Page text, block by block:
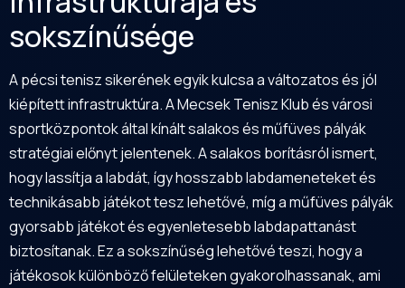
sokszínűsége
A pécsi tenisz sikerének egyik kulcsa a változatos és jól
kiépített infrastruktúra. A Mecsek Tenisz Klub és városi
sportközpontok által kínált salakos és műfüves pályák
stratégiai előnyt jelentenek. A salakos borításról ismert,
hogy lassítja a labdát, így hosszabb labdameneteket és
technikásabb játékot tesz lehetővé, míg a műfüves pályák
gyorsabb játékot és egyenletesebb labdapattanást
biztosítanak. Ez a sokszínűség lehetővé teszi, hogy a
játékosok különböző felületeken gyakorolhassanak, ami